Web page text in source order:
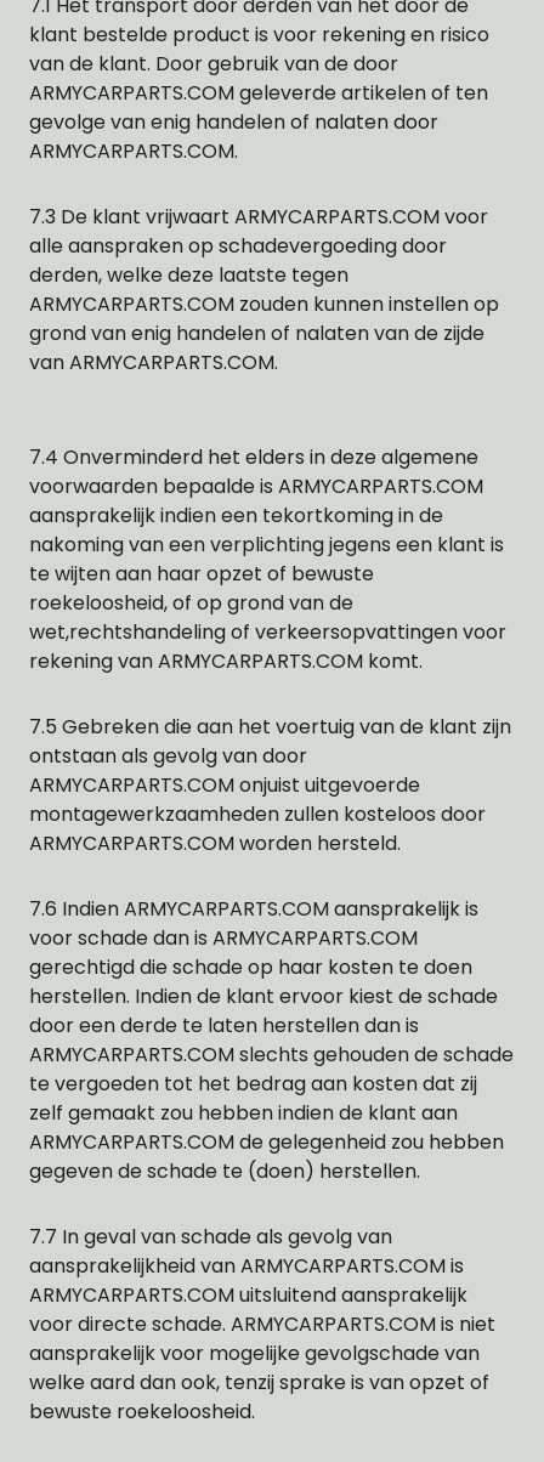
klant bestelde product is voor rekening en risico
van de klant. Door gebruik van de door
ARMYCARPARTS.COM geleverde artikelen of ten
gevolge van enig handelen of nalaten door
ARMYCARPARTS.COM.
7.3 De klant vrijwaart ARMYCARPARTS.COM voor
alle aanspraken op schadevergoeding door
derden, welke deze laatste tegen
ARMYCARPARTS.COM zouden kunnen instellen op
grond van enig handelen of nalaten van de zijde
van ARMYCARPARTS.COM.
7.4 Onverminderd het elders in deze algemene
voorwaarden bepaalde is ARMYCARPARTS.COM
aansprakelijk indien een tekortkoming in de
nakoming van een verplichting jegens een klant is
te wijten aan haar opzet of bewuste
roekeloosheid, of op grond van de
wet,rechtshandeling of verkeersopvattingen voor
rekening van ARMYCARPARTS.COM komt.
7.5 Gebreken die aan het voertuig van de klant zijn
ontstaan als gevolg van door
ARMYCARPARTS.COM onjuist uitgevoerde
montagewerkzaamheden zullen kosteloos door
ARMYCARPARTS.COM worden hersteld.
7.6 Indien ARMYCARPARTS.COM aansprakelijk is
voor schade dan is ARMYCARPARTS.COM
gerechtigd die schade op haar kosten te doen
herstellen. Indien de klant ervoor kiest de schade
door een derde te laten herstellen dan is
ARMYCARPARTS.COM slechts gehouden de schade
te vergoeden tot het bedrag aan kosten dat zij
zelf gemaakt zou hebben indien de klant aan
ARMYCARPARTS.COM de gelegenheid zou hebben
gegeven de schade te (doen) herstellen.
7.7 In geval van schade als gevolg van
aansprakelijkheid van ARMYCARPARTS.COM is
ARMYCARPARTS.COM uitsluitend aansprakelijk
voor directe schade. ARMYCARPARTS.COM is niet
aansprakelijk voor mogelijke gevolgschade van
welke aard dan ook, tenzij sprake is van opzet of
bewuste roekeloosheid.